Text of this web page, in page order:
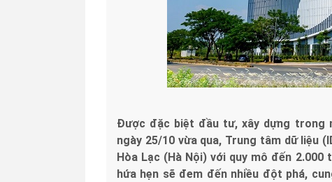
Được đặc biệt đầu tư, xây dựng trong
ngày 25/10 vừa qua, Trung tâm dữ liệu
Hòa Lạc (Hà Nội) với quy mô đến
hứa hẹn sẽ đem đến nhiều đột phá,